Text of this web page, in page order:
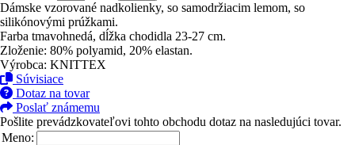
Dámske vzorované nadkolienky, so samodržiacim lemom, so
silikónovými prúžkami.
Farba tmavohnedá, dĺžka chodidla 23-27 cm.
Zloženie: 80% polyamid, 20% elastan.
Výrobca: KNITTEX
Súvisiace
Dotaz na tovar
Poslať známemu
Pošlite prevádzkovateľovi tohto obchodu dotaz na nasledujúci tovar.
Meno: